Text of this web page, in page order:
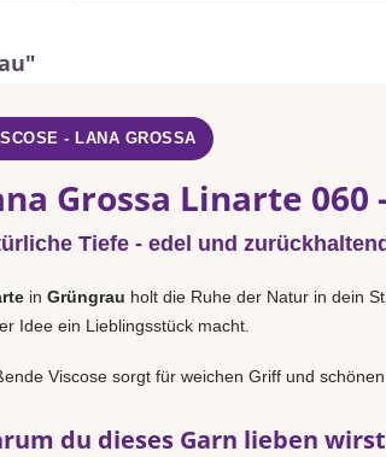
- LANA GROSSA
Grossa Linarte 060
Tiefe - edel und
in Grüngrau holt die Ruhe der Natur in dein
Idee ein Lieblingsstück macht.
Viscose sorgt für weichen Griff und
du dieses Garn lieben wirst